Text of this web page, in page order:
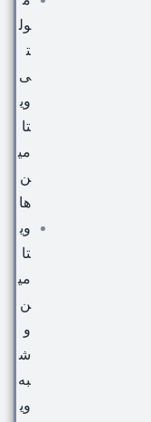
ول
ت
ی
وی
تا
می
ن
ها
وی
تا
می
ن
و
ش
به
وی